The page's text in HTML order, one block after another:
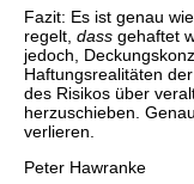
Fazit: Es ist genau
regelt, dass gehaftet
jedoch,
Haftungsrealitäten
des Risikos über
herzuschieben.
verlieren.
Peter Hawranke